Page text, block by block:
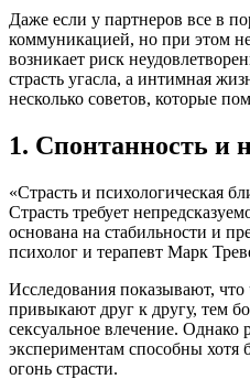
Даже если у партнеров все в
коммуникацией, но при этом
возникает риск
страсть угасла, а интимная
несколько советов, которые
1. Спонтанность и
«Страсть и психологическая
Страсть требует
основана на стабильности и
психолог и терапевт Марк
Исследования показывают,
привыкают друг к другу, тем
сексуальное влечение. Однако
экспериментам способны хотя
огонь страсти.